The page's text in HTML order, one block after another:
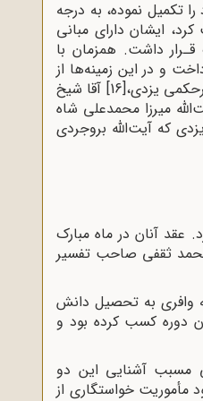
تکمیل نموده، به درجه
یزدى رحلت کرد، ایشان داراى مبانى
داشت. همزمان با
و در این زمینه‌ها از
یزدی،[16]
‌ آقا شیخ
میرزا محمدعلى شاه
که آیت‌الله بروجردى
کرد. عقد آنان در ماه مبارک
محمد ثقفی صاحب تفسیر
وافری به تحصیل دانش
دوره کسب کرده بود و
مسبب آشنایی این دو
مأموریت خواستگاری از